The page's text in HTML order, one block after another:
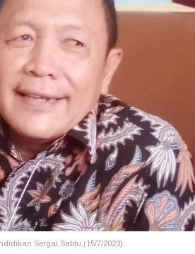
Sergai,Sabtu,(15/7/2023).